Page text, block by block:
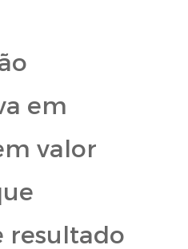
em
valor
resultado